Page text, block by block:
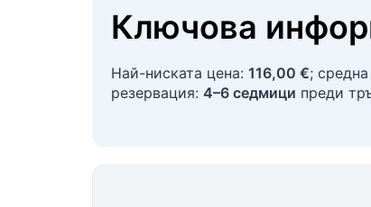
Ключова
Най-ниската цена: 116,00 €;
резервация: 4–6 седмици преди